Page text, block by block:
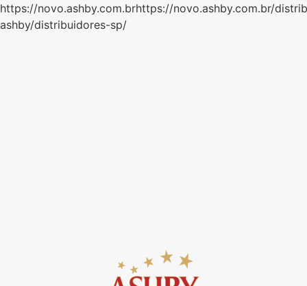
https://novo.ashby.com.brhttps://novo.ashby.com.br/
ashby/distribuidores-sp/